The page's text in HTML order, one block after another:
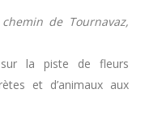
de Tournavaz,
la piste de fleurs
et d’animaux aux